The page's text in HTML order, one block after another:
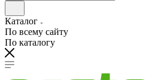
Каталог
По всему сайту
По каталогу